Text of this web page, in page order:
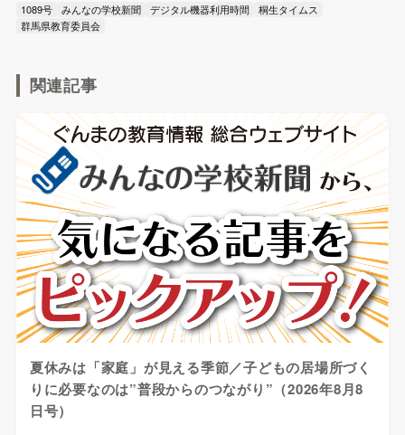
1089号 みんなの学校新聞 デジタル機器利用時間
桐生タイムス
群馬県教育委員会
関連記事
夏休みは「家庭」が見える季節／子どもの居場所づく
りに必要なのは”普段からのつながり”（2026年8月8
日号）